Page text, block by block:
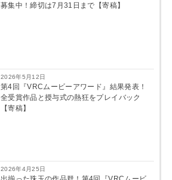
募集中！締切は7月31日まで【寄稿】
2026年5月12日
第4回『VRCムービーアワード』結果発表！
全受賞作品と授与式の熱狂をプレイバック
【寄稿】
2026年4月25日